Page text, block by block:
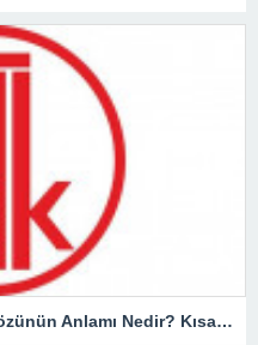
İşleyen Demir Pas Tutmaz Atasözünün Anlamı Nedir? Kısaca Açıklaması Ve Örnek Cümle…